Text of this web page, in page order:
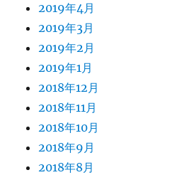
2019年4月
2019年3月
2019年2月
2019年1月
2018年12月
2018年11月
2018年10月
2018年9月
2018年8月